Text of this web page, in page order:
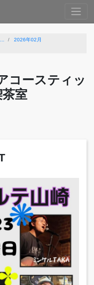
2026年02月
ースティッ
室